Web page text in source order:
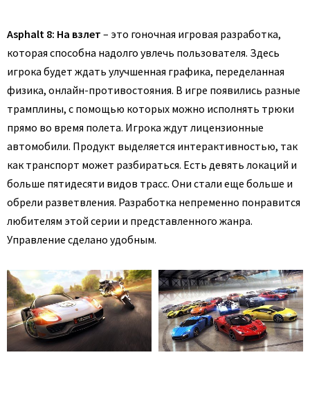
Asphalt 8: На взлет – это гоночная игровая разработка,
которая способна надолго увлечь пользователя. Здесь
игрока будет ждать улучшенная графика, переделанная
физика, онлайн-противостояния. В игре появились разные
трамплины, с помощью которых можно исполнять трюки
прямо во время полета. Игрока ждут лицензионные
автомобили. Продукт выделяется интерактивностью, так
как транспорт может разбираться. Есть девять локаций и
больше пятидесяти видов трасс. Они стали еще больше и
обрели разветвления. Разработка непременно понравится
любителям этой серии и представленного жанра.
Управление сделано удобным.